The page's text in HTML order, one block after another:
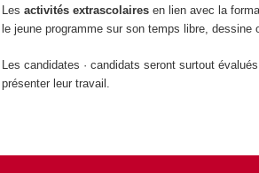
Lesactivités extrascolaires en lien avec la
le jeune programme sur son temps libre, dessine
Les candidates · candidats seront surtout
présenter leur travail.